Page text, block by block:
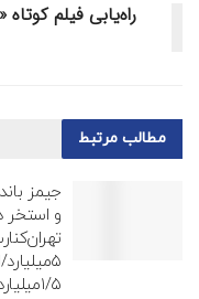
راه‌یابی فیلم
مطالب مرتبط
۱/۵میلیارد+آمار کامل فروش